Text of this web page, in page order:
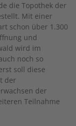
die Topothek der
Mit einer
schon über 1.300
und
wird im
noch so
soll diese
der
der
Teilnahme